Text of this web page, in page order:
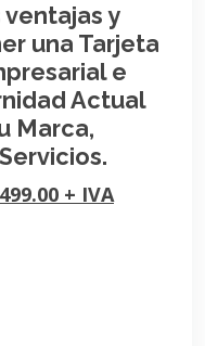
y
una Tarjeta
e
Actual
Marca,
+ IVA